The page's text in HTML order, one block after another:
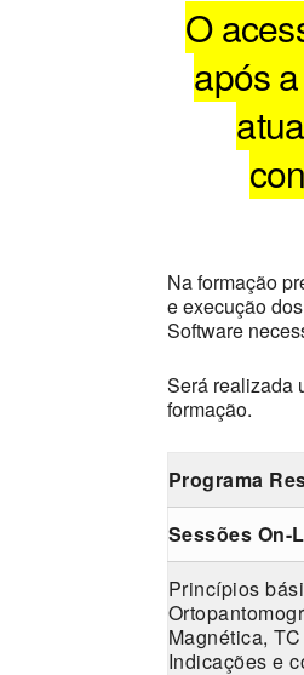
O
após
Na formação
e execução
Software
Será realizada
formação.
Programa
Sessões On-
Princípios
Magnética,
Indicações e